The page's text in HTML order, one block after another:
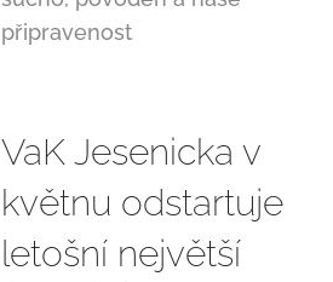
připravenost
VaK Jesenicka v
květnu odstartuje
letošní největší